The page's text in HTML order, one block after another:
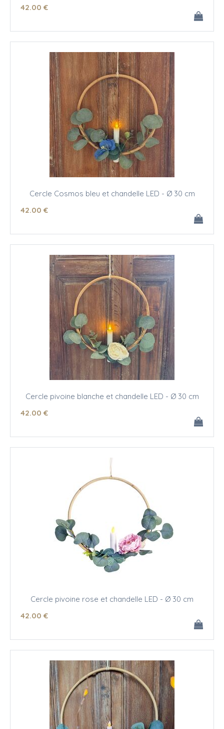
42.00 €
Cercle Cosmos bleu et chandelle LED - Ø 30 cm
42.00 €
Cercle pivoine blanche et chandelle LED - Ø 30 cm
42.00 €
Cercle pivoine rose et chandelle LED - Ø 30 cm
42.00 €